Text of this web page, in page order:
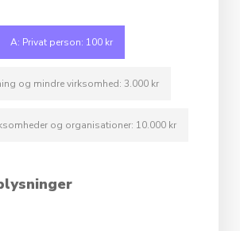
A: Privat person: 100 kr
og mindre virksomhed: 3.000 kr
og organisationer: 10.000 kr